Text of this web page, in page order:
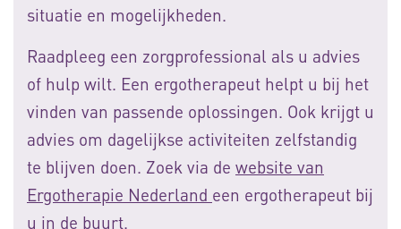
situatie en mogelijkheden.
Raadpleeg een zorgprofessional als u advies
of hulp wilt. Een ergotherapeut helpt u bij het
vinden van passende oplossingen. Ook krijgt u
advies om dagelijkse activiteiten zelfstandig
te blijven doen. Zoek via de website van
Ergotherapie Nederland een ergotherapeut bij
u in de buurt.